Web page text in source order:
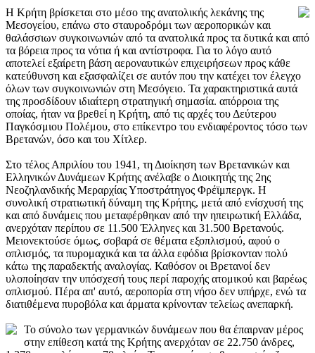
Η Κρήτη βρίσκεται στο μέσο της ανατολικής λεκάνης της
Μεσογείου, επάνω στο σταυροδρόμι των αεροπορικών και
θαλάσσιων συγκοινωνιών από τα ανατολικά προς τα δυτικά και από
τα βόρεια προς τα νότια ή και αντίστροφα. Για το λόγο αυτό
αποτελεί εξαίρετη βάση αεροναυτικών επιχειρήσεων προς κάθε
κατεύθυνση και εξασφαλίζει σε αυτόν που την κατέχει τον έλεγχο
όλων των συγκοινωνιών στη Μεσόγειο. Τα χαρακτηριστικά αυτά
της προσδίδουν ιδιαίτερη στρατηγική σημασία. απόρροια της
οποίας, ήταν να βρεθεί η Κρήτη, από τις αρχές του Δεύτερου
Παγκόσμιου Πολέμου, στο επίκεντρο του ενδιαφέροντος τόσο των
Βρετανών, όσο και του Χίτλερ.
Στο τέλος Απριλίου του 1941, τη Διοίκηση των Βρετανικών και
Ελληνικών Δυνάμεων Κρήτης ανέλαβε ο Διοικητής της 2ης
Νεοζηλανδικής Μεραρχίας Υποστράτηγος Φρέϊμπεργκ. Η
συνολική στρατιωτική δύναμη της Κρήτης, μετά από ενίσχυσή της
και από δυνάμεις που μεταφέρθηκαν από την ηπειρωτική Ελλάδα,
ανερχόταν περίπου σε 11.500 Έλληνες και 31.500 Βρετανούς.
Μειονεκτούσε όμως, σοβαρά σε θέματα εξοπλισμού, αφού ο
οπλισμός, τα πυρομαχικά και τα άλλα εφόδια βρίσκονταν πολύ
κάτω της παραδεκτής αναλογίας. Καθόσον οι Βρετανοί δεν
υλοποίησαν την υπόσχεσή τους περί παροχής ατομικού και βαρέως
οπλισμού. Πέρα απ' αυτό, αεροπορία στη νήσο δεν υπήρχε, ενώ τα
διατιθέμενα πυροβόλα και άρματα κρίνονταν τελείως ανεπαρκή.
Το σύνολο των γερμανικών δυνάμεων που θα έπαιρναν μέρος
στην επίθεση κατά της Κρήτης ανερχόταν σε 22.750 άνδρες,